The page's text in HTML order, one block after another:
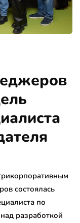
состоялась
по
разработкой